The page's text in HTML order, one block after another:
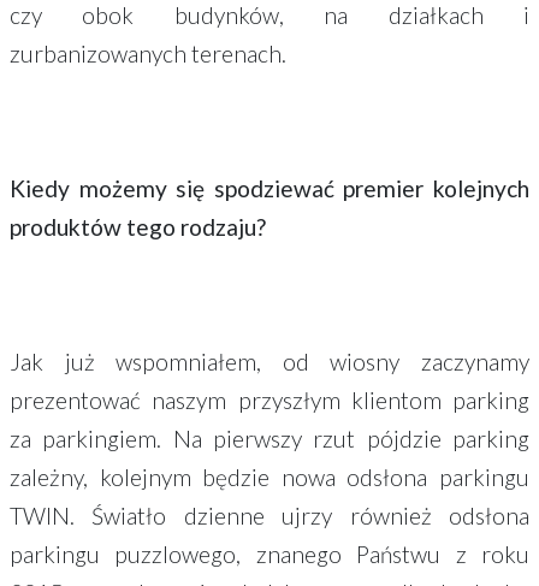
czy obok budynków, na działkach i
zurbanizowanych terenach.
Kiedy możemy się spodziewać premier kolejnych
produktów tego rodzaju?
Jak już wspomniałem, od wiosny zaczynamy
prezentować naszym przyszłym klientom parking
za parkingiem. Na pierwszy rzut pójdzie parking
zależny, kolejnym będzie nowa odsłona parkingu
TWIN. Światło dzienne ujrzy również odsłona
parkingu puzzlowego, znanego Państwu z roku